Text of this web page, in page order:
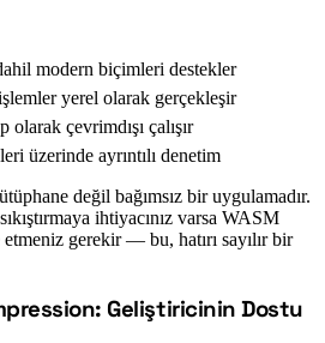
modern biçimleri destekler
yerel olarak gerçekleşir
çevrimdışı çalışır
üzerinde ayrıntılı denetim
değil bağımsız bir uygulamadır.
ihtiyacınız varsa WASM
gerekir — bu, hatırı sayılır bir
Geliştiricinin Dostu